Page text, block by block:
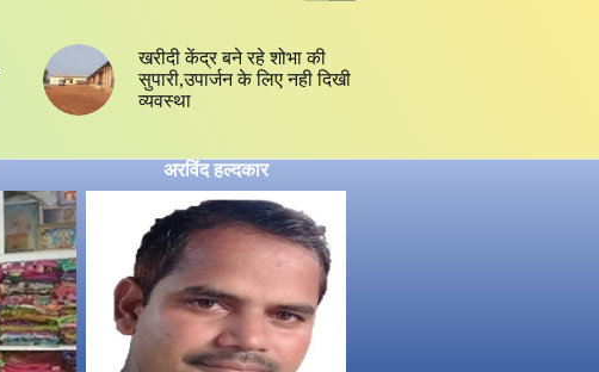
खरीदी केंद्र बने रहे शोभा की
सुपारी,उपार्जन के लिए नही दिखी
व्यवस्था
अरविंद हल्दकार